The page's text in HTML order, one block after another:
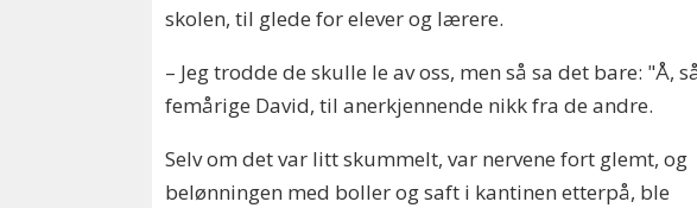
skolen, til glede for elever og lærere.
– Jeg trodde de skulle le av oss, men så sa det bare: "Å,
femårige David, til anerkjennende nikk fra de andre.
Selv om det var litt skummelt, var nervene fort glemt, og
belønningen med boller og saft i kantinen etterpå, ble